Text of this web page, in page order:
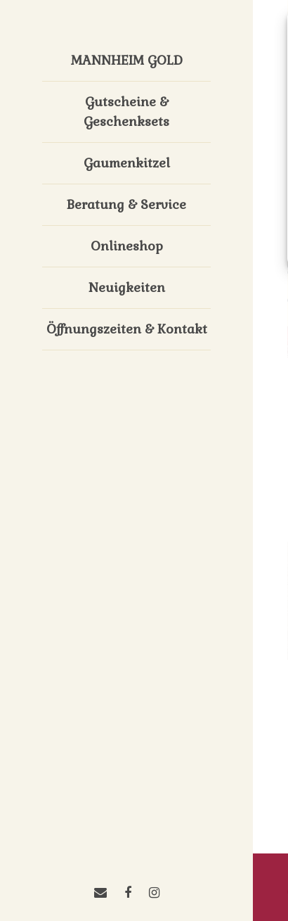
MANNHEIM GOLD
Gutscheine &
Geschenksets
Gaumenkitzel
Beratung & Service
Onlineshop
Neuigkeiten
Öffnungszeiten & Kontakt